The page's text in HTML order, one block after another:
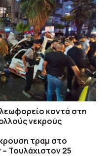
κοντά στη
νεκρούς
τραμ στο
– Τουλάχιστον 25